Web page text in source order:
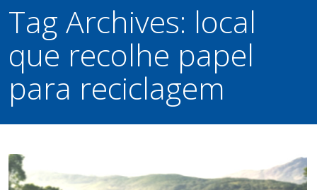
Tag Archives: local
que recolhe papel
para reciclagem